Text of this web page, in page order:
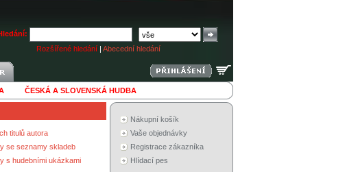
Rozšířené hledání | Abecední hledání
ČESKÁ A SLOVENSKÁ HUDBA
titulů autora
se seznamy skladeb
s hudebními ukázkami
Nákupní košík
Vaše objednávky
Registrace zákazníka
Hlídací pes